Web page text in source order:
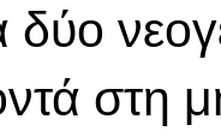
δύο
στη